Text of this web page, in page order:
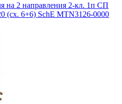
на 2 направления 2-кл. 1п СП
(сх. 6+6) SchE MTN3126-0000